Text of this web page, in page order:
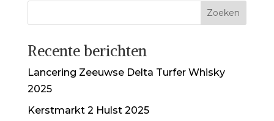
Recente berichten
Lancering Zeeuwse Delta Turfer Whisky
2025
Kerstmarkt 2 Hulst 2025